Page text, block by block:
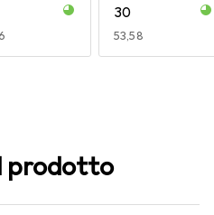
30
EUR
53,58
prodotto